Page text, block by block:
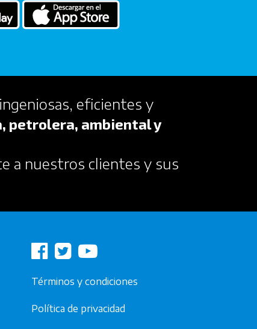
eficientes y
petrolera, ambiental y
a nuestros clientes y sus
Términos y condiciones
Política de privacidad